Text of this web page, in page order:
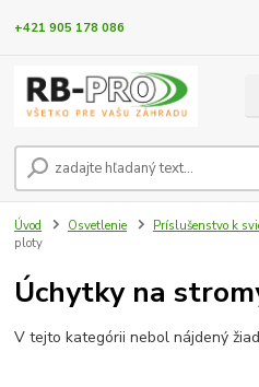
+421 905 178 086
Úvod Osvetlenie Príslušenstvo k
ploty
Úchytky na
V tejto kategórii nebol nájdený